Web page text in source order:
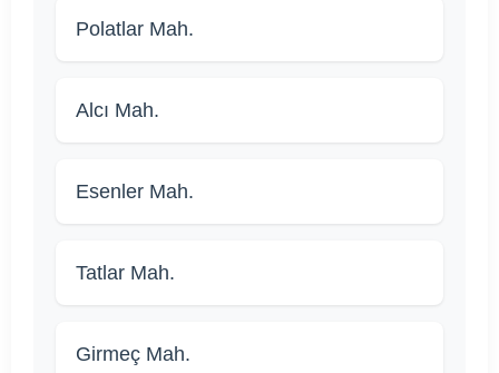
Polatlar Mah.
Alcı Mah.
Esenler Mah.
Tatlar Mah.
Girmeç Mah.